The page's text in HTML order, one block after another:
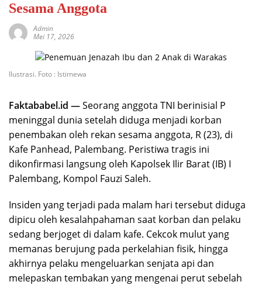
Sesama Anggota
Admin
Mei 17, 2026
Ilustrasi. Foto : Istimewa
Faktababel.id —Seorang anggota TNI berinisial P
meninggal dunia setelah diduga menjadi korban
penembakan oleh rekan sesama anggota, R (23), di
Kafe Panhead, Palembang. Peristiwa tragis ini
dikonfirmasi langsung oleh Kapolsek Ilir Barat (IB) I
Palembang, Kompol Fauzi Saleh.
Insiden yang terjadi pada malam hari tersebut diduga
dipicu oleh kesalahpahaman saat korban dan pelaku
sedang berjoget di dalam kafe. Cekcok mulut yang
memanas berujung pada perkelahian fisik, hingga
akhirnya pelaku mengeluarkan senjata api dan
melepaskan tembakan yang mengenai perut sebelah